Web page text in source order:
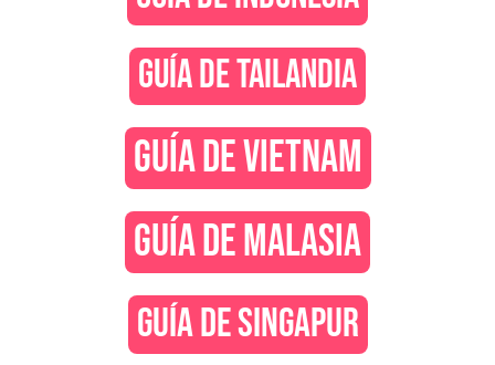
GUÍA DE TAILANDIA
GUÍA DE VIETNAM
GUÍA DE MALASIA
GUÍA DE SINGAPUR